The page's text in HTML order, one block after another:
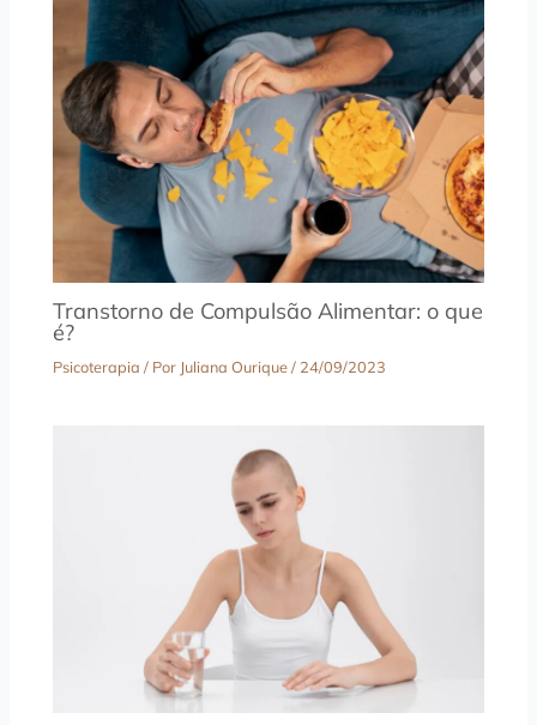
Transtorno de Compulsão Alimentar: o que
é?
Psicoterapia / Por Juliana Ourique/ 24/09/2023